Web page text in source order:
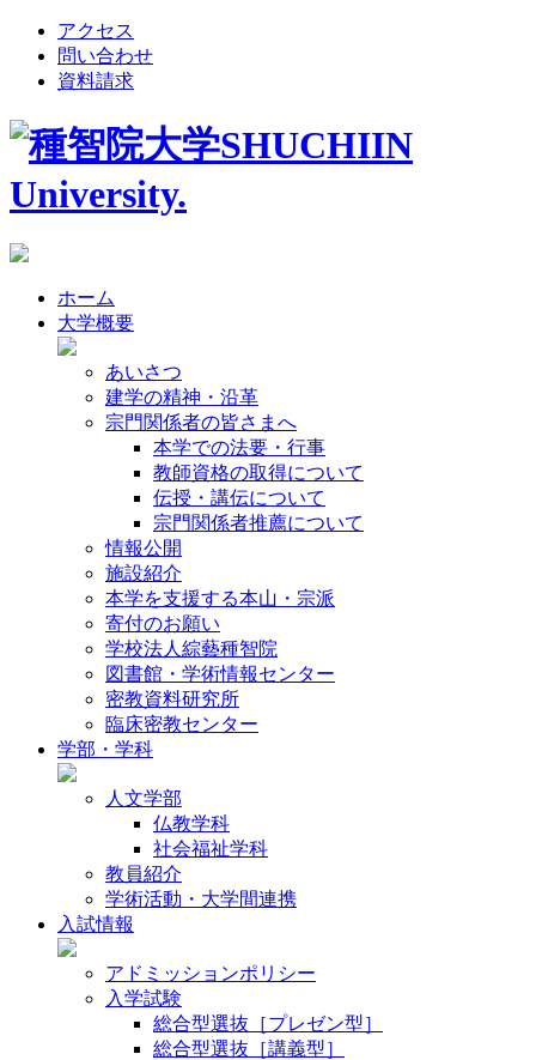
アクセス
問い合わせ
資料請求
ホーム
大学概要
あいさつ
建学の精神・沿革
宗門関係者の皆さまへ
本学での法要・行事
教師資格の取得について
伝授・講伝について
宗門関係者推薦について
情報公開
施設紹介
本学を支援する本山・宗派
寄付のお願い
学校法人綜藝種智院
図書館・学術情報センター
密教資料研究所
臨床密教センター
学部・学科
人文学部
仏教学科
社会福祉学科
教員紹介
学術活動・大学間連携
入試情報
アドミッションポリシー
入学試験
総合型選抜［プレゼン型］
総合型選抜［講義型］